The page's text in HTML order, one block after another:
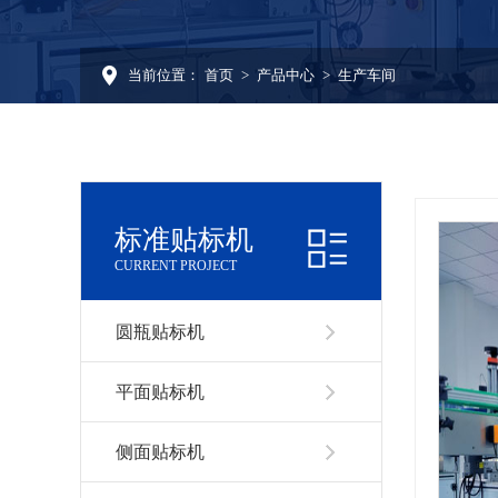
当前位置： 首页 > 产品中心 > 生产车间
标准贴标机
CURRENT PROJECT
圆瓶贴标机
平面贴标机
侧面贴标机